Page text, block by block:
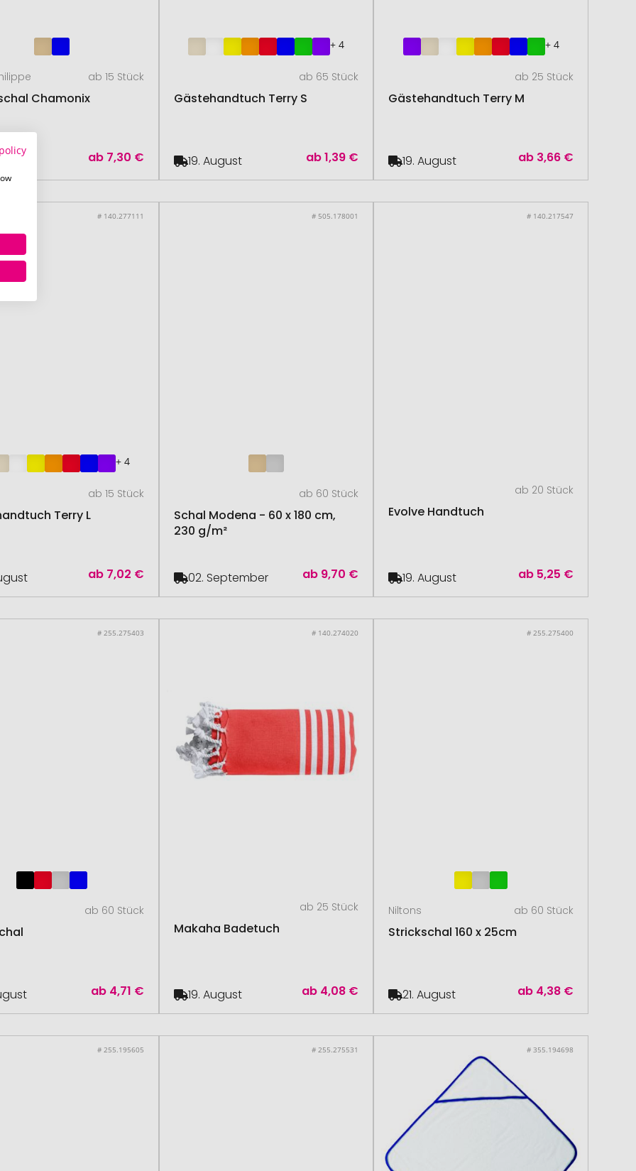
ab 15 Stück
Chamonix
ab 7,30 €
+ 4
ab 65 Stück
Gästehandtuch Terry S
ab1,39 €
19. August
+ 4
ab 25 Stück
Gästehandtuch Terry M
ab 3,66 €
19. August
# 140.277111
+ 4
ab 15 Stück
Terry L
ab 7,02 €
# 505.178001
ab 60 Stück
Schal Modena - 60 x 180 cm,
230 g/m²
ab 9,70 €
02. September
# 140.217547
ab 20 Stück
Evolve Handtuch
ab 5,25 €
19. August
# 255.275403
ab 60 Stück
ab 4,71 €
# 140.274020
ab 25 Stück
Makaha Badetuch
ab 4,08 €
19. August
# 255.275400
Niltons ab 60 Stück
Strickschal 160 x 25cm
ab 4,38 €
21. August
# 255.195605 # 255.275531 # 355.194698